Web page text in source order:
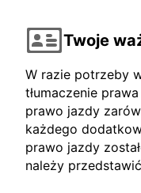
Twoje
W razie potrzeby
tłumaczenie
prawo jazdy
każdego
prawo jazdy
należy